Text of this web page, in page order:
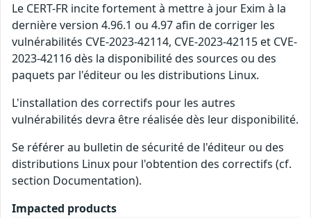
Le CERT-FR incite fortement à mettre à jour Exim à la
dernière version 4.96.1 ou 4.97 afin de corriger les
vulnérabilités CVE-2023-42114, CVE-2023-42115 et CVE-
2023-42116 dès la disponibilité des sources ou des
paquets par l'éditeur ou les distributions Linux.
L'installation des correctifs pour les autres
vulnérabilités devra être réalisée dès leur disponibilité.
Se référer au bulletin de sécurité de l'éditeur ou des
distributions Linux pour l'obtention des correctifs (cf.
section Documentation).
Impacted products